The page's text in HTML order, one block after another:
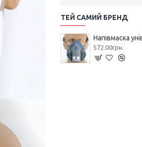
ТЕЙ САМИЙ БРЕНД
572.00грн.